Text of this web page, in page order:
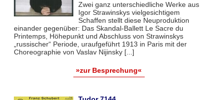
Zwei ganz unterschiedliche Werke aus
Igor Strawinskys vielgesichtigem
Schaffen stellt diese Neuproduktion
einander gegenüber: Das Skandal-Ballett Le Sacre du
Printemps, Höhepunkt und Abschluss von Strawinskys
„russischer“ Periode, uraufgeführt 1913 in Paris mit der
Choreographie von Vaslav Nijinsky [...]
»zur Besprechung«